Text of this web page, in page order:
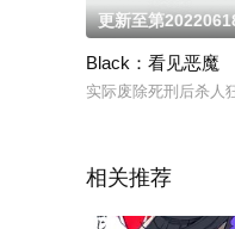
更新至第
Black：看见恶魔
实际废除死刑后杀人
相关推荐